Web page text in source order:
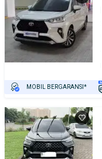
MOBIL BERGARANSI*